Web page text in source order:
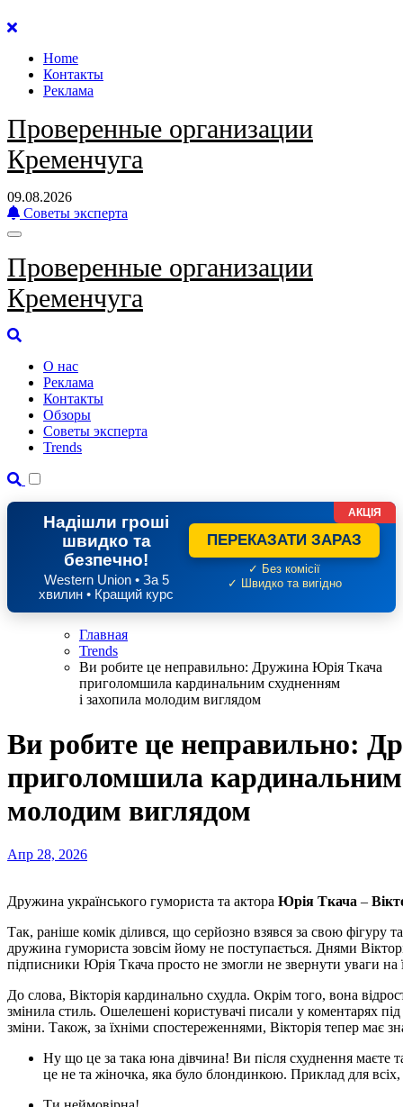
Перейти
содержанию
Home
Контакты
Реклама
Проверенные организации
Кременчуга
09.08.2026
Советы эксперта
Проверенные организации
Кременчуга
О нас
Реклама
Контакты
Обзоры
Советы эксперта
Trends
Надішли гроші
швидко та
безпечно!
Western Union • За 5
хвилин • Кращий курс
ПЕРЕКАЗАТИ ЗАРАЗ
✓ Без комісії
✓ Швидко та вигідно
АКЦІЯ
Главная
Trends
Ви робите це неправильно: Дружина Юрія Ткача
приголомшила кардинальним схудненням
і захопила молодим виглядом
Ви робите це неправильно:
приголомшила кардинальним
молодим виглядом
Апр 28, 2026
Дружина українського гумориста та актора Юрія Ткача –
Так, раніше комік ділився, що серйозно взявся за свою фігуру
дружина гумориста зовсім йому не поступається. Днями
підписники Юрія Ткача просто не змогли не звернути уваги на
До слова, Вікторія кардинально схудла. Окрім того, вона
змінила стиль. Ошелешені користувачі писали у коментарях
зміни. Також, за їхніми спостереженнями, Вікторія тепер має
Ну що це за така юна дівчина! Ви після схуднення маєте такий молодий вигляд. Неймовірна! Мені здається, що
це не та жіночка, яка було блондинкою. Приклад для